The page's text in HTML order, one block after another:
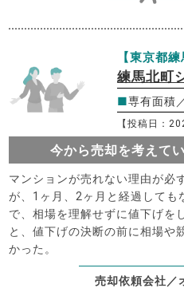
【東京都練
練馬北町
■専有面積
【投稿日：
今から売却を考えて
マンションが売れない理由が必
が、1ヶ月、2ヶ月と経過しても
で、相場を理解せずに値下げを
と、値下げの決断の前に相場や
かった。
売却依頼会社／